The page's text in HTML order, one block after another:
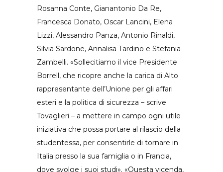
Rosanna Conte, Gianantonio Da Re,
Francesca Donato, Oscar Lancini, Elena
Lizzi, Alessandro Panza, Antonio Rinaldi,
Silvia Sardone, Annalisa Tardino e Stefania
Zambelli. «Sollecitiamo il vice Presidente
Borrell, che ricopre anche la carica di Alto
rappresentante dell’Unione per gli affari
esteri e la politica di sicurezza – scrive
Tovaglieri – a mettere in campo ogni utile
iniziativa che possa portare al rilascio della
studentessa, per consentirle di tornare in
Italia presso la sua famiglia o in Francia,
dove svolge i suoi studi». «Questa vicenda,